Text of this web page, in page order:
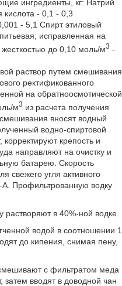
ингредиенты, кг: Натрий
кислота - 0,1 - 0,3
- 5,1 Спирт этиловый
исправленная на
жесткостью до 0,10 моль/м3 -
раствор путем смешивания
ректификованного
на обратноосмотической
м3 из расчета получения
вносят водный
водно-спиртовой
крепость и
направляют на очистку и
батарею. Скорость
свежего угля активного
А. Профильтрованную водку
в 40%-ной водке.
водой в соотношении 1
до кипения, снимая пену,
с фильтратом меда
вводят в доводной чан